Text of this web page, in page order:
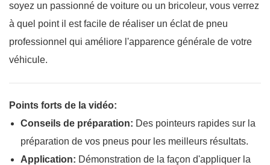
soyez un passionné de voiture ou un bricoleur, vous verrez
à quel point il est facile de réaliser un éclat de pneu
professionnel qui améliore l'apparence générale de votre
véhicule.
Points forts de la vidéo:
Conseils de préparation: Des pointeurs rapides sur la
préparation de vos pneus pour les meilleurs résultats.
Application: Démonstration de la façon d'appliquer la